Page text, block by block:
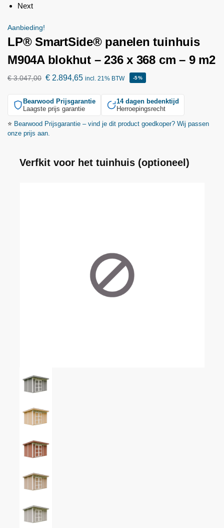
Next
Aanbieding!
LP® SmartSide® panelen tuinhuis
M904A blokhut – 236 x 368 cm – 9 m2
€3.047,00 € 2.894,65 incl. 21% BTW -5%
Bearwood Prijsgarantie
Laagste prijs garantie
14 dagen bedenktijd
Herroepingsrecht
⭐ Bearwood Prijsgarantie – vind je dit product goedkoper? Wij passen
onze prijs aan.
Verfkit voor het tuinhuis (optioneel)